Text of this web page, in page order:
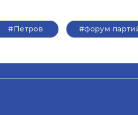
#Петров #форум